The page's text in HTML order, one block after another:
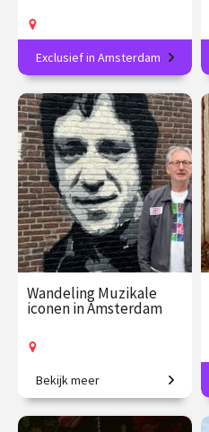
Creëer je eigen literaire
handtekening en
personaliseer je boeken!
€ 89.00
vanaf 16
aug.
Op locatie
Exclusief in Amsterdam
Wandeling Muzikale
iconen in Amsterdam
Verhalen en legendarische
muziek in het hart van de
stad.
Bekijk meer